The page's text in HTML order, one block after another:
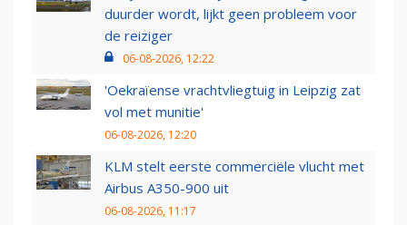
duurder wordt, lijkt geen probleem voor
de reiziger
06-08-2026, 12:22
'Oekraïense vrachtvliegtuig in Leipzig zat
vol met munitie'
06-08-2026, 12:20
KLM stelt eerste commerciële vlucht met
Airbus A350-900 uit
06-08-2026, 11:17